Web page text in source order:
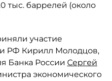
тыс. баррелей (около
участие
РФ Кирилл Молодцов,
Банка России Сергей
экономического